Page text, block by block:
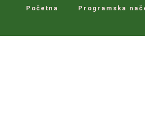
Početna Programska